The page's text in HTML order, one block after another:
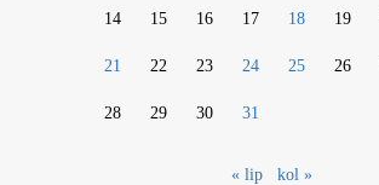
14 15 16 17 18 19
21 22 23 24 25 26
28 29 30 31
« lip kol »